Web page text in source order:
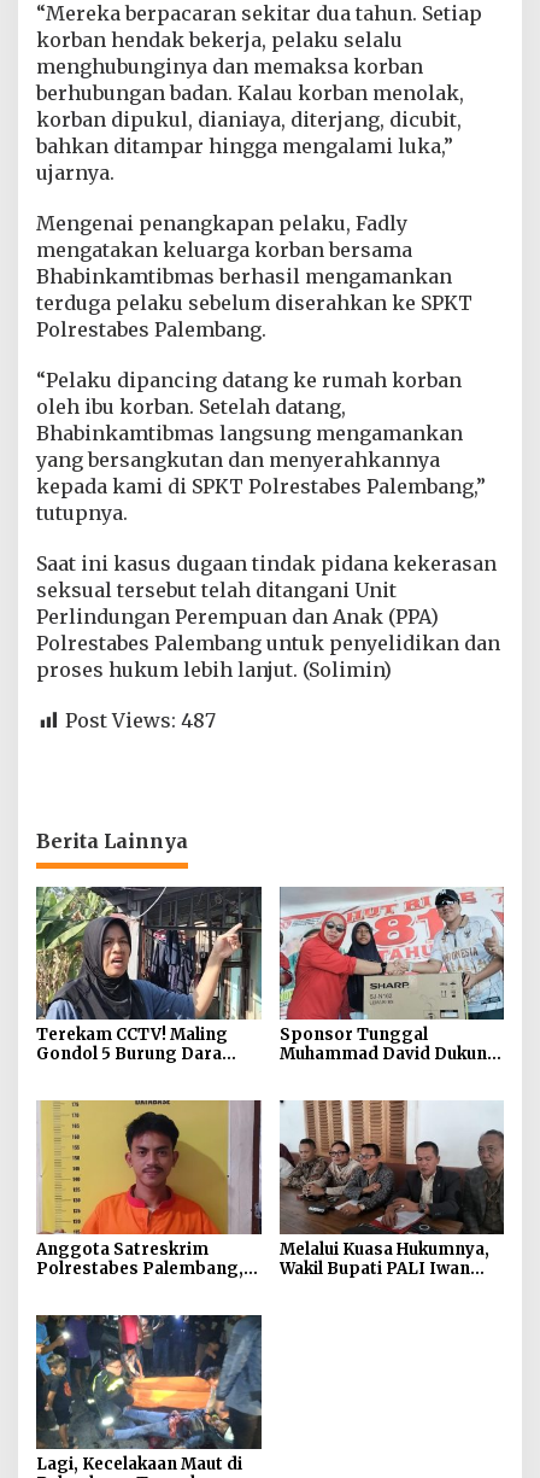
“Mereka berpacaran sekitar dua tahun. Setiap
korban hendak bekerja, pelaku selalu
menghubunginya dan memaksa korban
berhubungan badan. Kalau korban menolak,
korban dipukul, dianiaya, diterjang, dicubit,
bahkan ditampar hingga mengalami luka,”
ujarnya.
Mengenai penangkapan pelaku, Fadly
mengatakan keluarga korban bersama
Bhabinkamtibmas berhasil mengamankan
terduga pelaku sebelum diserahkan ke SPKT
Polrestabes Palembang.
“Pelaku dipancing datang ke rumah korban
oleh ibu korban. Setelah datang,
Bhabinkamtibmas langsung mengamankan
yang bersangkutan dan menyerahkannya
kepada kami di SPKT Polrestabes Palembang,”
tutupnya.
Saat ini kasus dugaan tindak pidana kekerasan
seksual tersebut telah ditangani Unit
Perlindungan Perempuan dan Anak (PPA)
Polrestabes Palembang untuk penyelidikan dan
proses hukum lebih lanjut. (Solimin)
Post Views: 487
Berita Lainnya
Terekam CCTV! Maling
Gondol 5 Burung Dara
1 Lewat 7 Menit”
Sponsor Tunggal
Muhammad David Dukung
Santai
Anggota Satreskrim
Polrestabes Palembang,
Melalui Kuasa Hukumnya,
Wakil Bupati PALI Iwan
Lagi, Kecelakaan Maut di